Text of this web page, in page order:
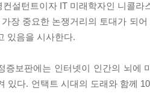
컨설턴트이자 IT 미래학자인 니콜
장 중요한 논쟁거리의 토대가 되
있음을 시사한다.
증보판에는 인터넷이 인간의 뇌에
있다. 언택트 시대의 도래와 함께